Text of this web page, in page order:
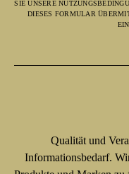
SIE UNSERE
DIESES FORMULAR
Qualität und
Informationsbedarf.